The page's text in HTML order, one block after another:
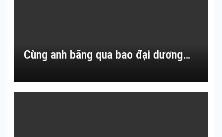
Cùng anh băng qua bao đại dương…